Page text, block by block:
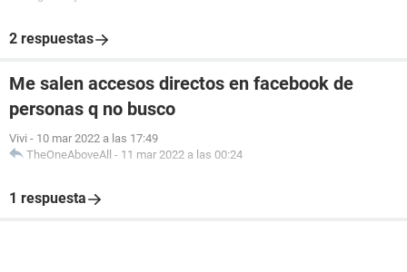
2 respuestas
Me salen accesos directos en facebook de
personas q no busco
Vivi - 10 mar 2022 a las 17:49
TheOneAboveAll - 11 mar 2022 a las 00:24
1 respuesta